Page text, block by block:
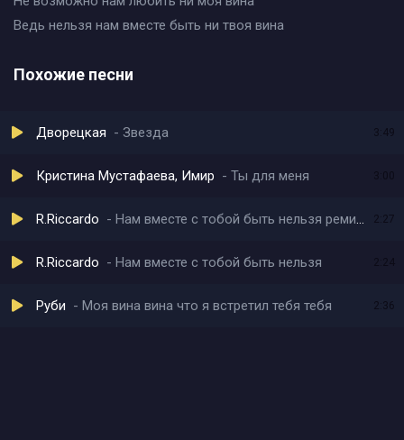
Ведь нельзя нам вместе быть ни твоя вина
Похожие песни
Дворецкая Звезда 3:49
Кристина Мустафаева, Имир Ты для меня
R.Riccardo Нам вместе с тобой быть нельзя ремикс 2:27
R.Riccardo Нам вместе с тобой быть нельзя
Руби Моя вина вина что я встретил тебя тебя 2:36